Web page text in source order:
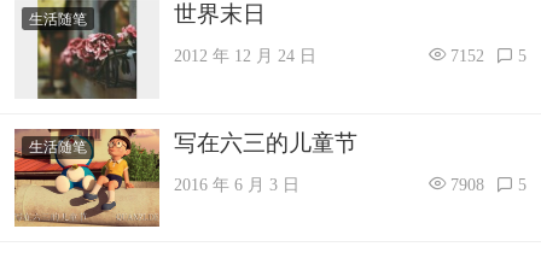
生活随笔 世界末日
2012 年 12 月 24 日 7152 5
生活随笔 写在六三的儿童节
2016 年 6 月 3 日 7908 5